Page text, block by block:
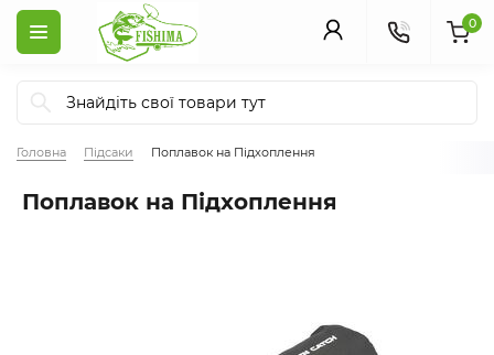
0
Головна Підсаки Поплавок на Підхоплення
Поплавок на Підхоплення